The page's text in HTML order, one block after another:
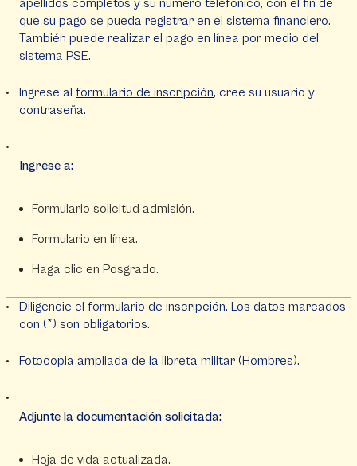
apellidos completos y su número telefónico, con el fin de
que su pago se pueda registrar en el sistema financiero.
También puede realizar el pago en línea por medio del
sistema PSE.
Ingrese al formulario de inscripción, cree su usuario y
contraseña.
Ingrese a:
Formulario solicitud admisión.
Formulario en línea.
Haga clic en Posgrado.
Diligencie el formulario de inscripción. Los datos marcados
con (*) son obligatorios.
Fotocopia ampliada de la libreta militar (Hombres).
Adjunte la documentación solicitada:
Hoja de vida actualizada.